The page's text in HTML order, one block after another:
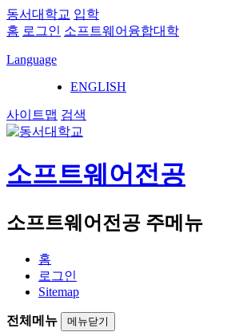
동서대학교 입학
홈 로그인 소프트웨어융합대학
Language
ENGLISH
사이트맵 검색
소프트웨어전공
소프트웨어전공 주메뉴
홈
로그인
Sitemap
전체메뉴 메뉴닫기